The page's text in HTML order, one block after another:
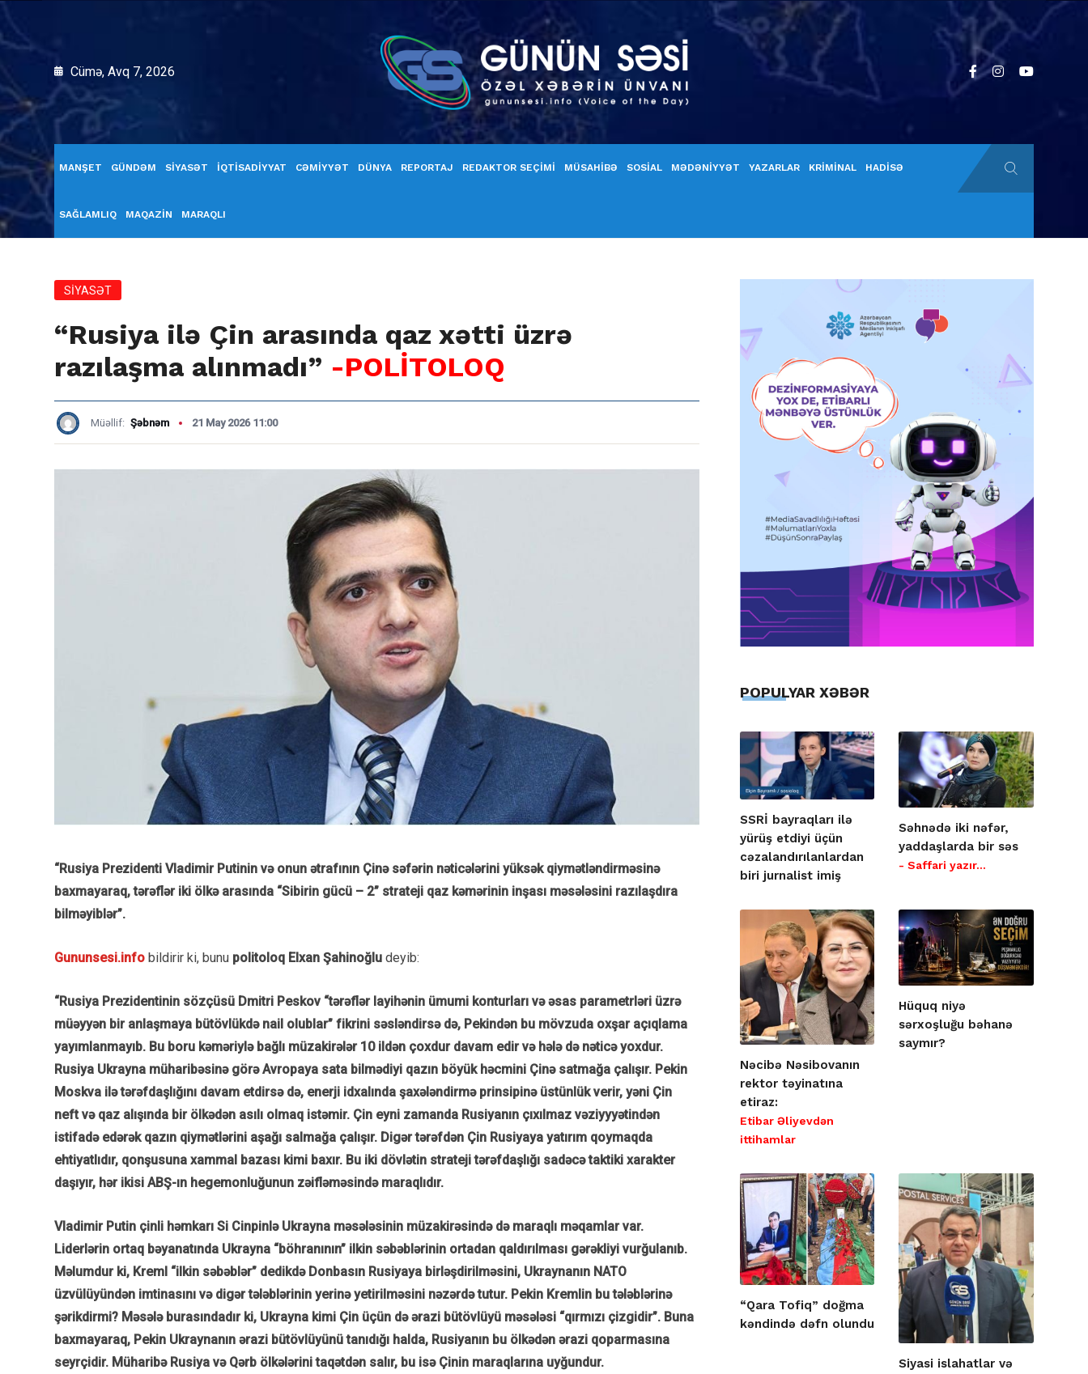
Cümə, Avq 7, 2026
MANŞET GÜNDƏM SİYASƏT İQTİSADİYYAT CƏMİYYƏT DÜNYA REPORTAJ REDAKTOR SEÇİMİ MÜSAHİBƏ SOSİAL MƏDƏNİYYƏT YAZARLAR KRİMİNAL HADİSƏ
SAĞLAMLIQ MAQAZİN MARAQLI
SİYASƏT
“Rusiya ilə Çin arasında qaz xətti üzrə
razılaşma alınmadı” -POLİTOLOQ
Müəllif: Şəbnəm 21 May 2026 11:00
“Rusiya Prezidenti Vladimir Putinin və onun ətrafının Çinə səfərin nəticələrini yüksək qiymətləndirməsinə
baxmayaraq, tərəflər iki ölkə arasında “Sibirin gücü – 2” strateji qaz kəmərinin inşası məsələsini razılaşdıra
bilməyiblər”.
Gununsesi.info bildirir ki, bunu politoloq Elxan Şahinoğlu deyib:
“Rusiya Prezidentinin sözçüsü Dmitri Peskov “tərəflər layihənin ümumi konturları və əsas parametrləri üzrə
müəyyən bir anlaşmaya bütövlükdə nail olublar” fikrini səsləndirsə də, Pekindən bu mövzuda oxşar açıqlama
yayımlanmayıb. Bu boru kəməriylə bağlı müzakirələr 10 ildən çoxdur davam edir və hələ də nəticə yoxdur.
Rusiya Ukrayna müharibəsinə görə Avropaya sata bilmədiyi qazın böyük həcmini Çinə satmağa çalışır. Pekin
Moskva ilə tərəfdaşlığını davam etdirsə də, enerji idxalında şaxələndirmə prinsipinə üstünlük verir, yəni Çin
neft və qaz alışında bir ölkədən asılı olmaq istəmir. Çin eyni zamanda Rusiyanın çıxılmaz vəziyyyətindən
istifadə edərək qazın qiymətlərini aşağı salmağa çalışır. Digər tərəfdən Çin Rusiyaya yatırım qoymaqda
ehtiyatlıdır, qonşusuna xammal bazası kimi baxır. Bu iki dövlətin strateji tərəfdaşlığı sadəcə taktiki xarakter
daşıyır, hər ikisi ABŞ-ın hegemonluğunun zəifləməsində maraqlıdır.
Vladimir Putin çinli həmkarı Si Cinpinlə Ukrayna məsələsinin müzakirəsində də maraqlı məqamlar var.
Liderlərin ortaq bəyanatında Ukrayna “böhranının” ilkin səbəblərinin ortadan qaldırılması gərəkliyi vurğulanıb.
Məlumdur ki, Kreml “ilkin səbəblər” dedikdə Donbasın Rusiyaya birləşdirilməsini, Ukraynanın NATO
üzvülüyündən imtinasını və digər tələblərinin yerinə yetirilməsini nəzərdə tutur. Pekin Kremlin bu tələblərinə
şərikdirmi? Məsələ burasındadır ki, Ukrayna kimi Çin üçün də ərazi bütövlüyü məsələsi “qırmızı çizgidir”. Buna
baxmayaraq, Pekin Ukraynanın ərazi bütövlüyünü tanıdığı halda, Rusiyanın bu ölkədən ərazi qoparmasına
seyrçidir. Müharibə Rusiya və Qərb ölkələrini taqətdən salır, bu isə Çinin maraqlarına uyğundur.
POPULYAR XƏBƏR
SSRİ bayraqları ilə
yürüş etdiyi üçün
cəzalandırılanlardan
biri jurnalist imiş
Səhnədə iki nəfər,
yaddaşlarda bir səs
- Saffari yazır…
Nəcibə Nəsibovanın
rektor təyinatına
etiraz:
Etibar Əliyevdən
ittihamlar
Hüquq niyə
sərxoşluğu bəhanə
saymır?
“Qara Tofiq” doğma
kəndində dəfn olundu
Siyasi islahatlar və